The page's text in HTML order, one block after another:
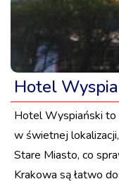
Hotel
Hotel Wyspiański
w świetnej
Stare Miasto, co
Krakowa są łatwo